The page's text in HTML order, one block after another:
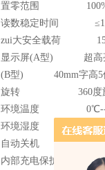
置零范围
读数稳定时间
zui大安全载荷
显示屏(A型) 超高亮
(B型) 40mm字高5位
旋转 360度旋转式
环境温度 0℃--
环境湿度 30%--
自动关机 吊秤显示
内部充电保护电路